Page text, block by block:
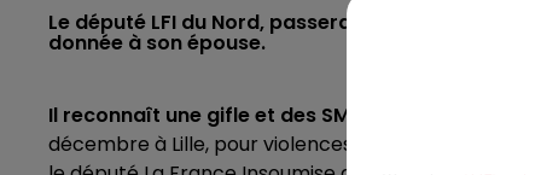
Le député LFI du Nord, passera en audience de
donnée à son épouse.
Il reconnaît une gifle et des SMS répétés après la
décembre à Lille, pour violences conjugales.